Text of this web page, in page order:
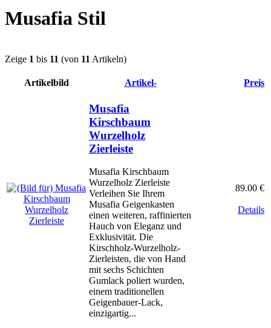
Musafia Stil
Zeige 1 bis 11 (von 11 Artikeln)
Artikelbild Artikel- Preis
Musafia
Kirschbaum
Wurzelholz
Zierleiste
Musafia Kirschbaum
Wurzelholz Zierleiste
Verleihen Sie Ihrem
Musafia Geigenkasten
einen weiteren, raffinierten
Hauch von Eleganz und
Exklusivität. Die
Kirschholz-Wurzelholz-
Zierleisten, die von Hand
mit sechs Schichten
Gumlack poliert wurden,
einem traditionellen
Geigenbauer-Lack,
einzigartig...
89.00 €
Details